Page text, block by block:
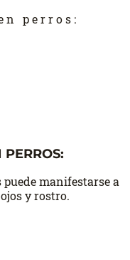
manifestarse a
y rostro.